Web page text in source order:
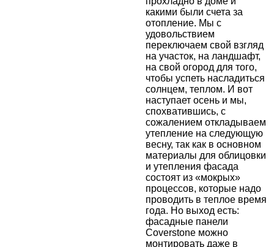
какими были счета за
отопление. Мы с
удовольствием
переключаем свой взгляд
на участок, на ландшафт,
на свой огород для того,
чтобы успеть насладиться
солнцем, теплом. И вот
наступает осень и мы,
спохватившись, с
сожалением откладываем
утепление на следующую
весну, так как в основном
материалы для облицовки
и утепления фасада
состоят из «мокрых»
процессов, которые надо
проводить в теплое время
года. Но выход есть:
фасадные панели
Coverstone можно
монтировать даже в